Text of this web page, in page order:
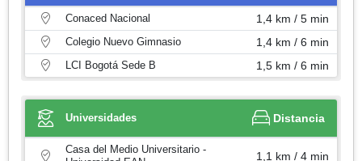
Conaced Nacional 1,4 km / 5 min
Colegio Nuevo Gimnasio 1,4 km / 6 min
LCI Bogotá Sede B 1,5 km / 6 min
Universidades Distancia
Casa del Medio Universitario -
1,1 km / 4 min